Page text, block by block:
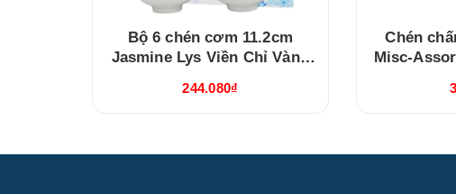
Bộ 6 chén cơm 11.2cm
Jasmine Lys Viền Chỉ Vàng
244.080₫
Chén
Misc-